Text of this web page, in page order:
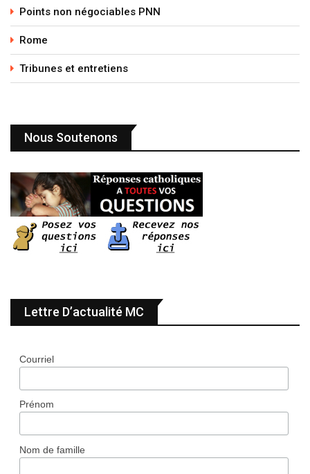
Points non négociables PNN
Rome
Tribunes et entretiens
Nous Soutenons
Lettre D’actualité MC
Courriel
Prénom
Nom de famille